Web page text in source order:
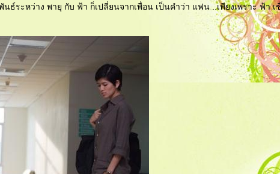
ระหว่าง พายุ กับ ฟ้า ก็เปลี่ยนจากเพื่อน เป็นคำว่า แฟน ..เพียงเพราะ ฟ้า เ